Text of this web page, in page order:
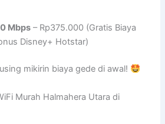
Mbps – Rp375.000 (Gratis Biaya
Disney+ Hotstar)
mikirin biaya gede di awal!
Murah Halmahera Utara di